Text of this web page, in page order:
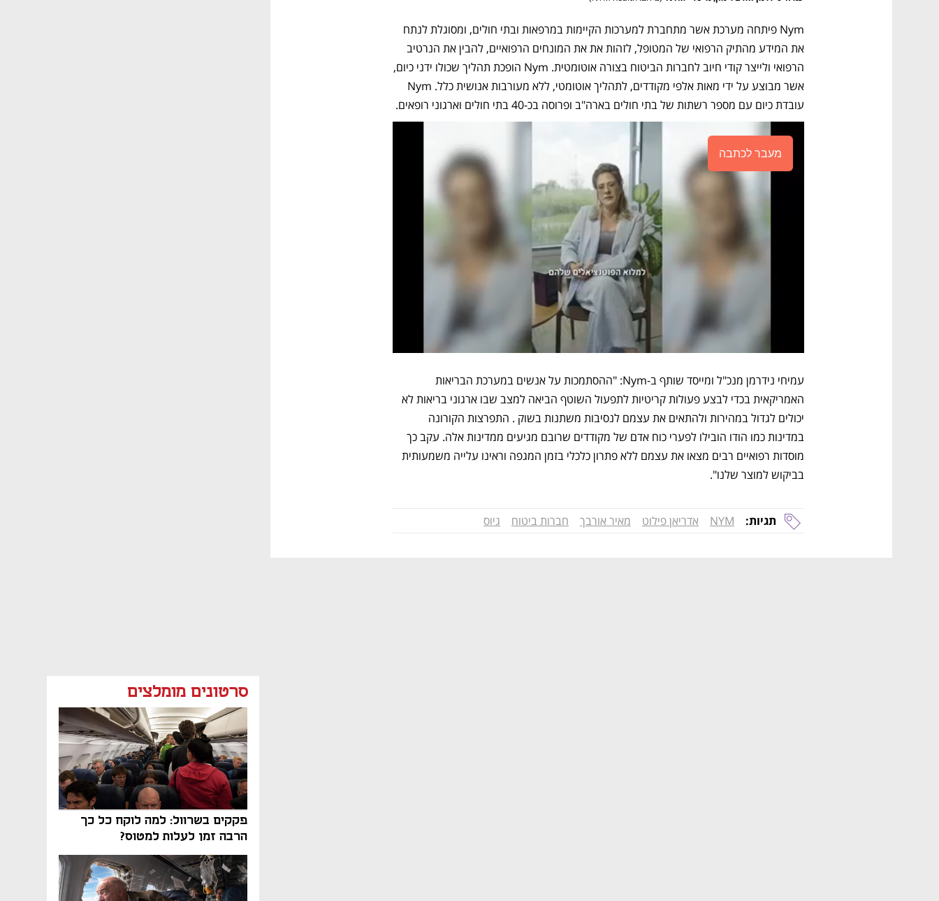
סרטונים מומלצים
פקקים בשרוול: למה לוקח כל כך
הרבה זמן לעלות למטוס?
עובדת כיום עם מספר רשתות של בתי חולים בארה"ב ופרוסה בכ-40 בתי חולים וארגוני רופאים.
מעבר לכתבה
בביקוש למוצר שלנו".
תגיות: NYM אדריאן פילוט מאיר אורבך חברות ביטוח גיוס